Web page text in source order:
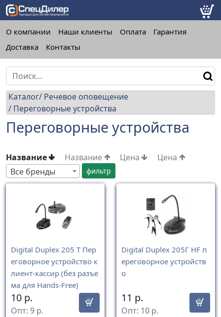
О компании Наши клиенты Оплата
Гарантия
Доставка
Контакты
Каталог Речевое оповещение
Переговорные устройства
Переговорные устройства
Название Название Цена
Цена
Все бренды
Digital Duplex 205 Т Пер
еговорное устройство к
лиент-кассир (без разъе
ма для Hands-Free)
10 р.
Опт: 9 р.
Digital Duplex 205Г HF п
ереговорное устройств
о
11 р.
Опт: 10 р.